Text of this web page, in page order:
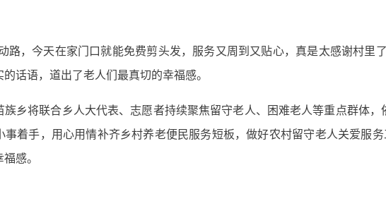
路，今天在家门口就能免费剪头发，服务又周到又贴心，真是太感谢村里
话语，道出了老人们最真切的幸福感。
族乡将联合乡人大代表、志愿者持续聚焦留守老人、困难老人等重点群体
事着手，用心用情补齐乡村养老便民服务短板，做好农村留守老人关爱服
感。